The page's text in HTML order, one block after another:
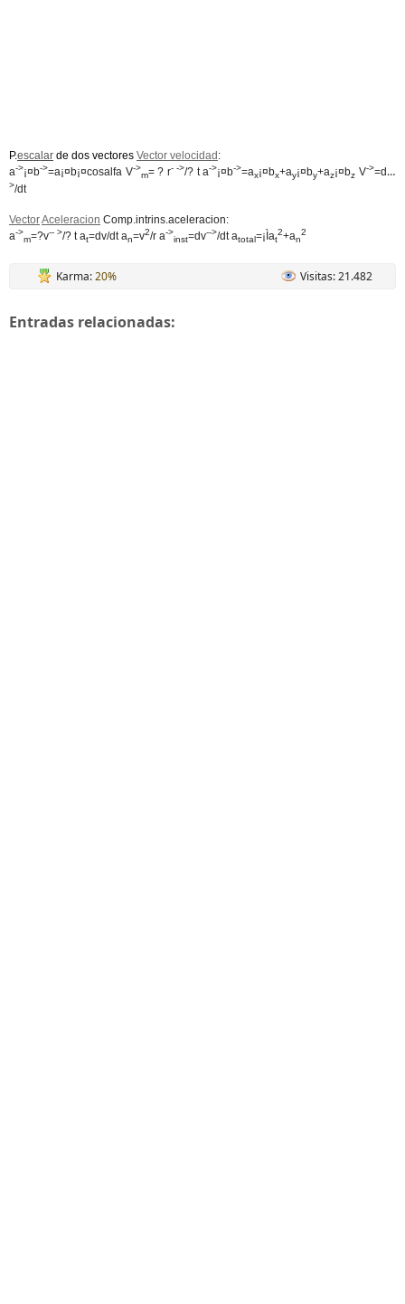
P.escalar de dos vectores Vector velocidad :
a->¡¤b->=a¡¤b¡¤cosalfa V->
m= ? r- ->/? t a->¡¤b->=ax¡¤bx+ay¡¤by+az¡¤bz V->=dr
>/dt
VectorAceleracion Comp.intrins.aceleracion:
a->
m=?v-- >/? t at=dv/dt an=v2/r a->
inst=dv-->/dt atotal=¡Ìat
2+an
2
Karma:20% Visitas: 21.482
Entradas relacionadas: